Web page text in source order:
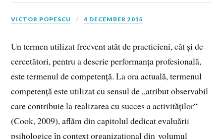
VICTOR POPESCU 4 DECEMBER 2015
Un termen utilizat frecvent atât de practicieni, cât și de
cercetători, pentru a descrie performanța profesională,
este termenul de competență. La ora actuală, termenul
competență este utilizat cu sensul de „atribut observabil
care contribuie la realizarea cu succes a activităților“
(Cook, 2009), aflăm din capitolul dedicat evaluării
psihologice în context organizațional din volumul